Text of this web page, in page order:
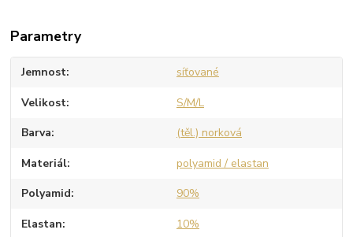
Parametry
Jemnost síťované
Velikost S/M/L
Barva (těl.) norková
Materiál polyamid / elastan
Polyamid 90%
Elastan 10%